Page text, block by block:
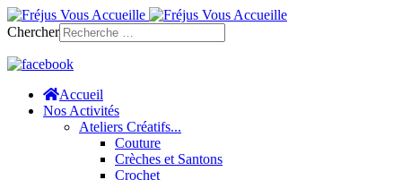
Chercher
Accueil
Nos Activités
Ateliers Créatifs...
Couture
Crèches et Santons
Crochet